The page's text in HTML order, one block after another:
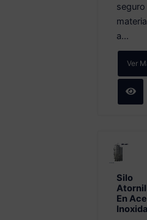
a...
Ver
Silo
En